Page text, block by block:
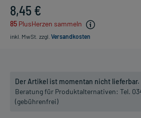
8,45 €
85 PlusHerzen sammeln
inkl. MwSt. zzgl. Versandkosten
Der Artikel ist momentan nicht lieferbar.
Beratung für Produktalternativen: Tel.
(gebührenfrei)